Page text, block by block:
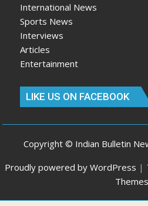
International News
Sports News
Interviews
Articles
Entertainment
LIKE US ON FACEBOOK
Copyright © Indian Bulletin
Proudly powered by WordPress |
Themes